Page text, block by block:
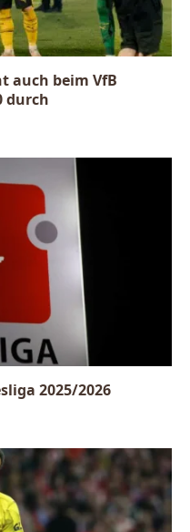
auch beim VfB
durch
2025/2026